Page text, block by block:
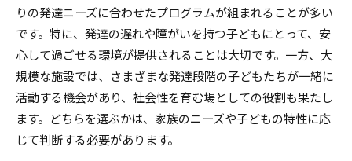
りの発達ニーズに合わせたプログラムが組まれることが多い
です。特に、発達の遅れや障がいを持つ子どもにとって、安
心して過ごせる環境が提供されることは大切です。一方、大
規模な施設では、さまざまな発達段階の子どもたちが一緒に
活動する機会があり、社会性を育む場としての役割も果たし
ます。どちらを選ぶかは、家族のニーズや子どもの特性に応
じて判断する必要があります。